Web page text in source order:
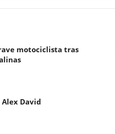
motociclista tras
Alex David